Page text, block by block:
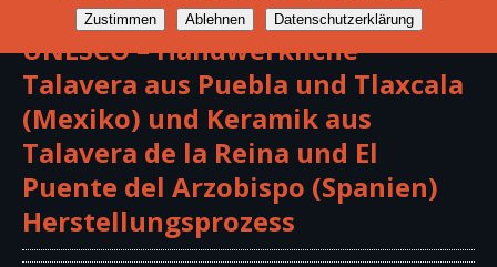
UNESCO – Handwerkliche
Talavera aus Puebla und Tlaxcala
(Mexiko) und Keramik aus
Talavera de la Reina und El
Puente del Arzobispo (Spanien)
Herstellungsprozess
Zustimmen Ablehnen Datenschutzerklärung